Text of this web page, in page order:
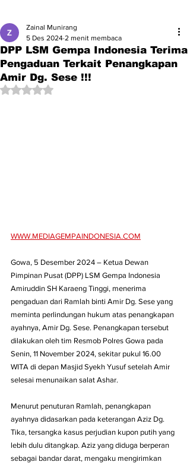
DPP LSM Gempa Indonesia Terima
Pengaduan Terkait Penangkapan
Amir Dg. Sese !!!
Zainal Munirang
5 Des 2024 2 menit membaca
Dinilai NaN dari 5 bintang.
WWW.MEDIAGEMPAINDONESIA.COM
Gowa, 5 Desember 2024 – Ketua Dewan
Pimpinan Pusat (DPP) LSM Gempa Indonesia
Amiruddin SH Karaeng Tinggi, menerima
pengaduan dari Ramlah binti Amir Dg. Sese yang
meminta perlindungan hukum atas penangkapan
ayahnya, Amir Dg. Sese. Penangkapan tersebut
dilakukan oleh tim Resmob Polres Gowa pada
Senin, 11 November 2024, sekitar pukul 16.00
WITA di depan Masjid Syekh Yusuf setelah Amir
selesai menunaikan salat Ashar.
Menurut penuturan Ramlah, penangkapan
ayahnya didasarkan pada keterangan Aziz Dg.
Tika, tersangka kasus perjudian kupon putih yang
lebih dulu ditangkap. Aziz yang diduga berperan
sebagai bandar darat, mengaku mengirimkan